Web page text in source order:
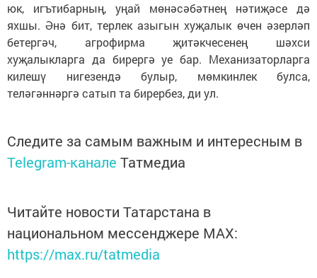
юк, игътибарның, уңай мөнәсәбәтнең нәтиҗәсе дә
яхшы. Әнә бит, терлек азыгын хуҗалык өчен әзерләп
бетергәч, агрофирма җитәкчесенең шәхси
хуҗалыкларга да бирергә уе бар. Механизаторларга
килешү нигезендә булыр, мөмкинлек булса,
теләгәннәргә сатып та бирербез, ди ул.
Следите за самым важным и интересным в
Telegram-канале Татмедиа
Читайте новости Татарстана в
национальном мессенджере MАХ:
https://max.ru/tatmedia